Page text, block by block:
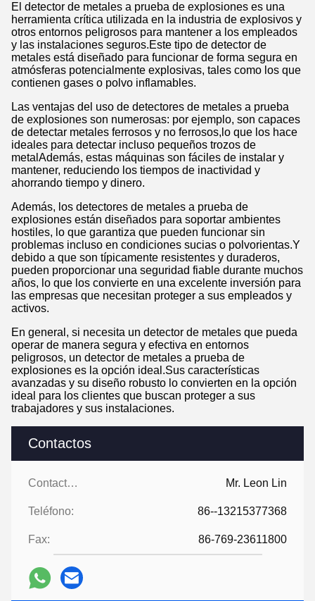
Contactos
Contactos: Mr. Leon Lin
Teléfono: 86--13215377368
Fax: 86-769-23611800
El detector de metales a prueba de explosiones es una
herramienta crítica utilizada en la industria de explosivos y
otros entornos peligrosos para mantener a los empleados
y las instalaciones seguros.Este tipo de detector de
metales está diseñado para funcionar de forma segura en
atmósferas potencialmente explosivas, tales como los que
contienen gases o polvo inflamables.
Las ventajas del uso de detectores de metales a prueba
de explosiones son numerosas: por ejemplo, son capaces
de detectar metales ferrosos y no ferrosos,lo que los hace
ideales para detectar incluso pequeños trozos de
metalAdemás, estas máquinas son fáciles de instalar y
mantener, reduciendo los tiempos de inactividad y
ahorrando tiempo y dinero.
Además, los detectores de metales a prueba de
explosiones están diseñados para soportar ambientes
hostiles, lo que garantiza que pueden funcionar sin
problemas incluso en condiciones sucias o polvorientas.Y
debido a que son típicamente resistentes y duraderos,
pueden proporcionar una seguridad fiable durante muchos
años, lo que los convierte en una excelente inversión para
las empresas que necesitan proteger a sus empleados y
activos.
En general, si necesita un detector de metales que pueda
operar de manera segura y efectiva en entornos
peligrosos, un detector de metales a prueba de
explosiones es la opción ideal.Sus características
avanzadas y su diseño robusto lo convierten en la opción
ideal para los clientes que buscan proteger a sus
trabajadores y sus instalaciones.